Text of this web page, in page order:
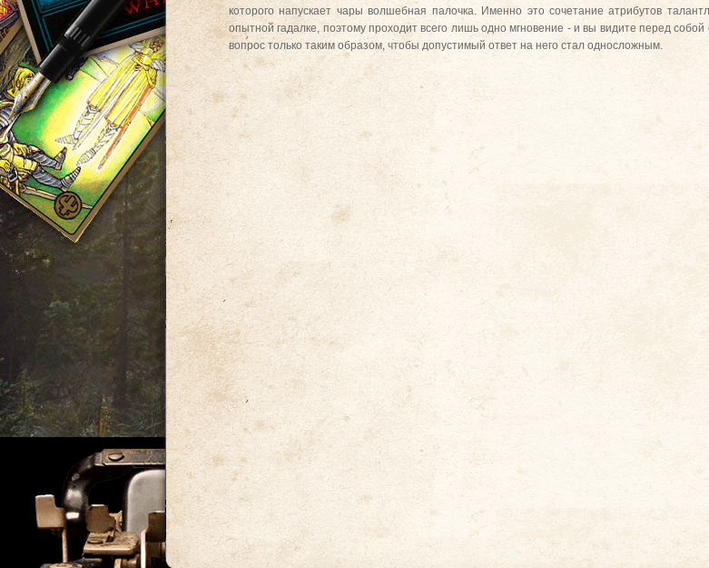
которого напускает чары волшебная палочка. Именно это сочетание атрибутов
опытной гадалке, поэтому проходит всего лишь одно мгновение - и вы видите перед
вопрос только таким образом, чтобы допустимый ответ на него стал односложным.